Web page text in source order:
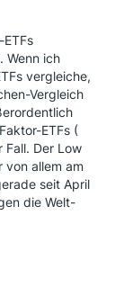
Wenn ich
vergleiche,
Vergleich
ETFs (
Fall. Der Low
allem am
seit April
die Welt-